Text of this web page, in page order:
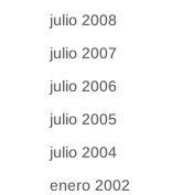
julio 2008
julio 2007
julio 2006
julio 2005
julio 2004
enero 2002